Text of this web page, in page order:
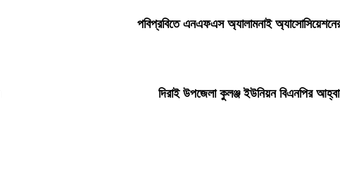
পবিপ্রবিতে এনএফএস অ্যালামনাই
দিরাই উপজেলা কুলঞ্জ ইউনিয়ন বিএনপির